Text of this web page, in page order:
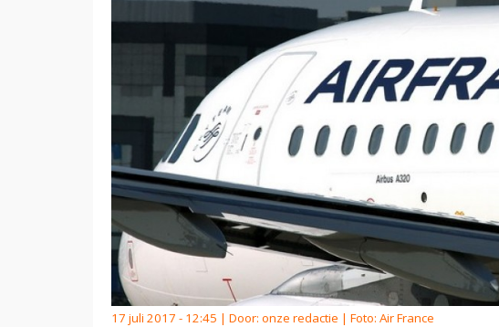
17 juli 2017 - 12:45 | Door: onze redactie | Foto: Air France